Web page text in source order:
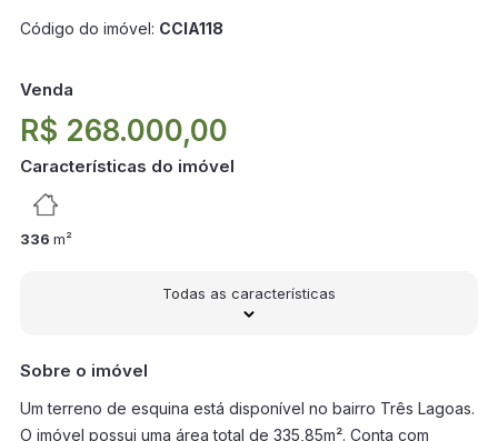
Código do imóvel: CCIA118
Venda
R$ 268.000,00
Características do imóvel
336 m²
Todas as características
Sobre o imóvel
Um terreno de esquina está disponível no bairro Três Lagoas.
O imóvel possui uma área total de 335,85m². Conta com